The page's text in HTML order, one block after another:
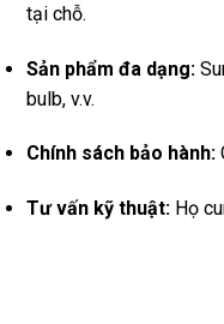
tại chỗ.
Sản phẩm đa dạng:
bulb, v.v.
Chính sách bảo hành:
Tư vấn kỹ thuật:Họ